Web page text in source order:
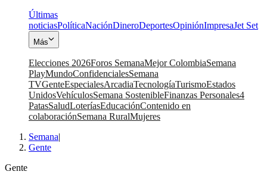
Últimas
noticiasPolíticaNaciónDineroDeportesOpiniónImpresaJet Set
Más
Elecciones 2026Foros SemanaMejor ColombiaSemana
PlayMundoConfidencialesSemana
TVGenteEspecialesArcadiaTecnologíaTurismoEstados
UnidosVehículosSemana SostenibleFinanzas Personales4
PatasSaludLoteríasEducaciónContenido en
colaboraciónSemana RuralMujeres
Semana|
Gente
Gente